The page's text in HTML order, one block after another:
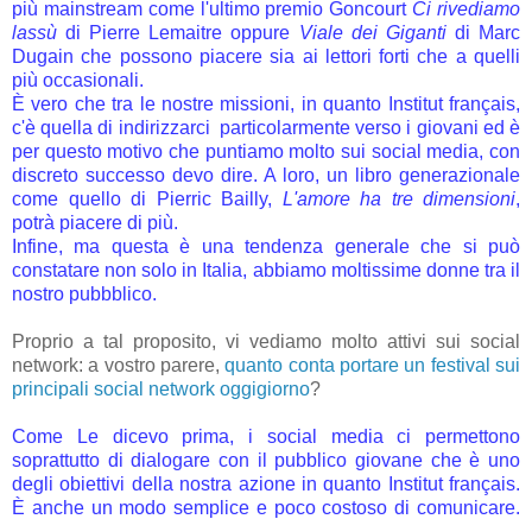
più mainstream come l'ultimo premio Goncourt Ci rivediamo
lassù di Pierre Lemaitre oppure Viale dei Gigantidi Marc
Dugain che possono piacere sia ai lettori forti che a quelli
più occasionali.
È vero che tra le nostre missioni, in quanto Institut français,
c'è quella di indirizzarci particolarmente verso i giovani ed è
per questo motivo che puntiamo molto sui social media, con
discreto successo devo dire. A loro, un libro generazionale
come quello di Pierric Bailly, L'amore ha tre dimensioni,
potrà piacere di più.
Infine, ma questa è una tendenza generale che si può
constatare non solo in Italia, abbiamo moltissime donne tra il
nostro pubbblico.
Proprio a tal proposito, vi vediamo molto attivi sui social
network: a vostro parere,quanto conta portare un festival sui
principali social network oggigiorno?
Come Le dicevo prima, i social media ci permettono
soprattutto di dialogare con il pubblico giovane che è uno
degli obiettivi della nostra azione in quanto Institut français.
È anche un modo semplice e poco costoso di comunicare.